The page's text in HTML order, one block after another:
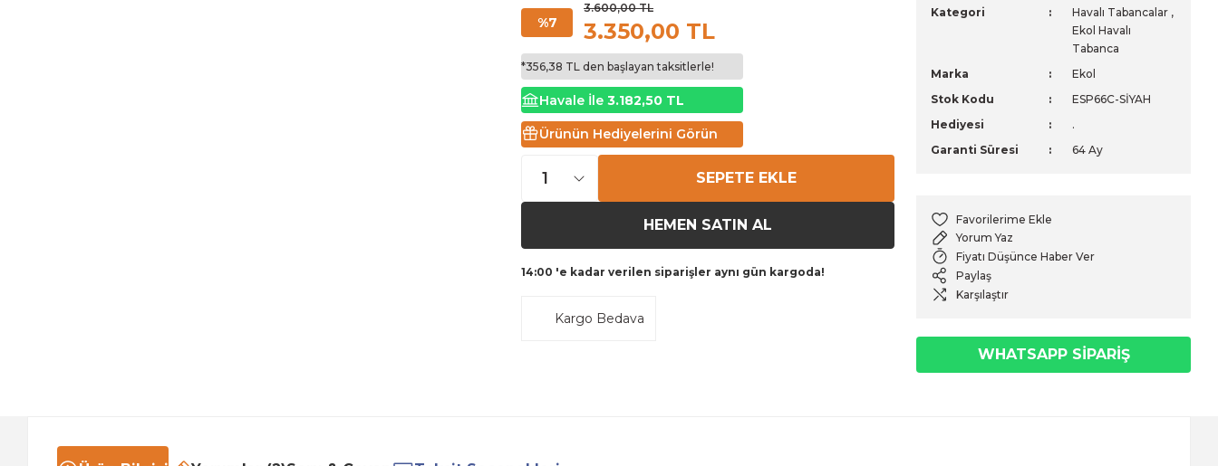
%7
3.600,00 TL
3.350,00 TL
*356,38 TL den başlayan taksitlerle!
Havale İle 3.182,50 TL
Ürünün Hediyelerini Görün
SEPETE EKLE
HEMEN SATIN AL
14:00 'e kadar verilen siparişler aynı gün kargoda!
Kargo Bedava
Kategori Havalı Tabancalar ,
Ekol Havalı
Tabanca
Marka
Ekol
Stok Kodu
ESP66C-SİYAH
Hediyesi
.
Garanti Süresi
64 Ay
Yorum Yaz
Fiyatı Düşünce Haber Ver
Paylaş
Karşılaştır
WHATSAPP SİPARİŞ